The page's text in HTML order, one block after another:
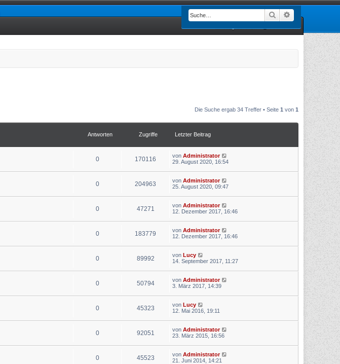
Suche
Die Suche ergab 34 Treffer • Seite 1 von 1
Antworten Zugriffe Letzter Beitrag
0 170116 von Administrator
29. August 2020, 16:54
0 204963 von Administrator
25. August 2020, 09:47
0 47271 von Administrator
12. Dezember 2017, 16:46
0 183779 von Administrator
12. Dezember 2017, 16:46
0 89992 von Lucy
14. September 2017, 11:27
0 50794 von Administrator
3. März 2017, 14:39
0 45323 von Lucy
12. Mai 2016, 19:11
0 92051 von Administrator
23. März 2015, 16:56
0 45523 von Administrator
21. Juni 2014, 14:21